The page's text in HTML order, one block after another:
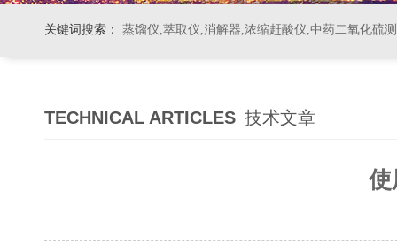
关键词搜索： 蒸馏仪,萃取仪,消解器,浓缩赶酸仪,中药二氧化硫
TECHNICAL ARTICLES 技术文章
使